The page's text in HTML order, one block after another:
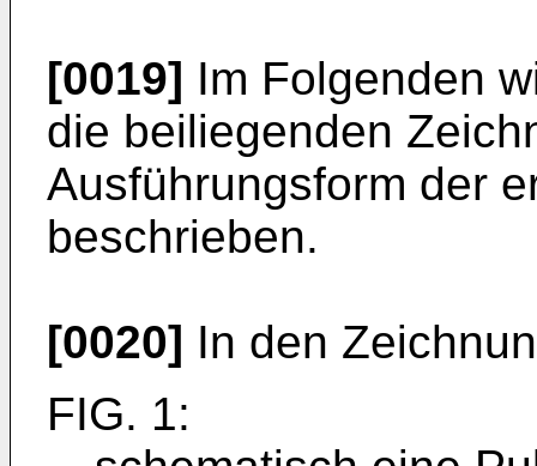
[0019] Im Folgenden
die beiliegenden
Ausführungsform der
beschrieben.
[0020] In den
FIG. 1: